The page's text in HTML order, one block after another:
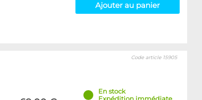
Ajouter au panier
Code article 15905
En stock
Expédition immédiate